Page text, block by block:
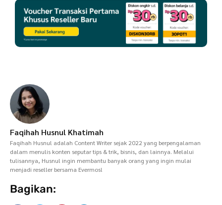
Faqihah Husnul Khatimah
Faqihah Husnul adalah Content Writer sejak 2022 yang berpengalaman
dalam menulis konten seputar tips & trik, bisnis, dan lainnya. Melalui
tulisannya, Husnul ingin membantu banyak orang yang ingin mulai
menjadi reseller bersama Evermos!
Bagikan: